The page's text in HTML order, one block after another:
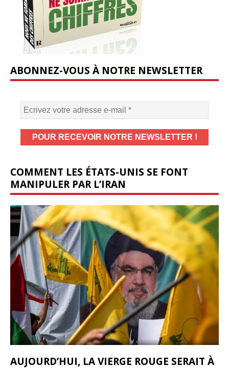
ABONNEZ-VOUS À NOTRE NEWSLETTER
COMMENT LES ÉTATS-UNIS SE FONT
MANIPULER PAR L’IRAN
AUJOURD’HUI, LA VIERGE ROUGE SERAIT À